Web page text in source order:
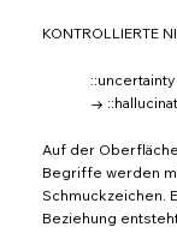
KONTROLLIERTE
Auf der
Begriffe werden
Schmuckzeichen.
Beziehung
→